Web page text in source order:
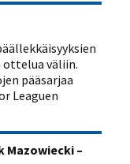
ottelua väliin.
pääsarjaa
Leaguen
Mazowiecki –